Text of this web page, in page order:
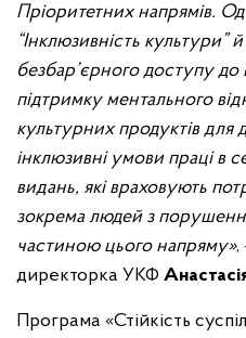
Пріоритетних напрямів.
“Інклюзивність культури”
безбар’єрного доступу до
підтримку ментального
культурних продуктів для
інклюзивні умови праці в
видань, які враховують
зокрема людей з
частиною цього напряму»,
директорка УКФ
Програма «Стійкість